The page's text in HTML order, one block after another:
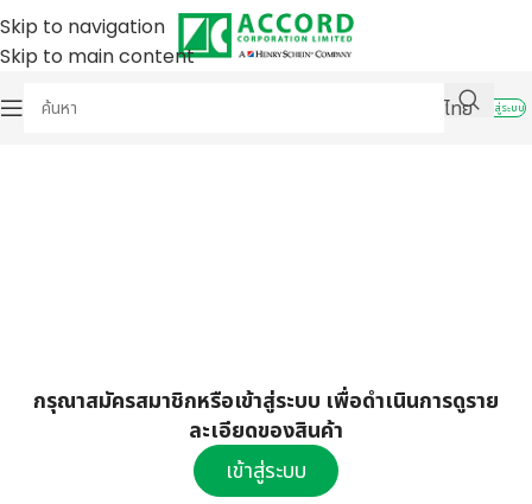
Skip to navigation
Skip to main content
ไทย
เข้าสู่ระบบ
กรุณาสมัครสมาชิกหรือเข้าสู่ระบบ เพื่อดำเนินการดูราย
ละเอียดของสินค้า
เข้าสู่ระบบ